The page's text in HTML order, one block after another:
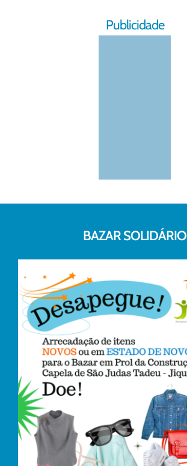
Publicidade
BAZAR SOLIDÁRIO